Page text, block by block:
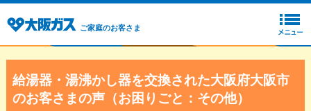
ご家庭のお客さま
給湯器・湯沸かし器を交換された大阪府大阪市
のお客さまの声（お困りごと：その他）